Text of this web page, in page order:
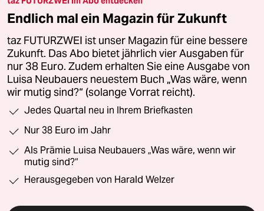
Endlich mal ein Magazin für Zukunft
taz FUTURZWEI ist unser Magazin für eine bessere
Zukunft. Das Abo bietet jährlich vier Ausgaben für
nur 38 Euro. Zudem erhalten Sie eine Ausgabe von
Luisa Neubauers neuestem Buch „Was wäre, wenn
wir mutig sind?“ (solange Vorrat reicht).
Jedes Quartal neu in Ihrem Briefkasten
Nur 38 Euro im Jahr
Als Prämie Luisa Neubauers „Was wäre, wenn wir
mutig sind?“
Herausgegeben von Harald Welzer